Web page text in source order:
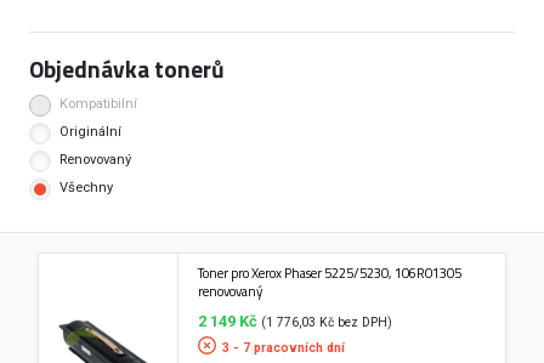
Objednávka tonerů
Kompatibilní
Originální
Renovovaný
Všechny
Toner pro Xerox Phaser 5225/5230, 106R01305
renovovaný
2 149 Kč (1 776,03 Kč bez DPH)
3 - 7 pracovních dní